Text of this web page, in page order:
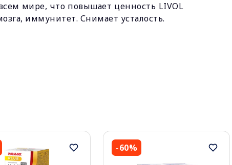
мире, что повышает ценность LIVOL
иммунитет. Снимает усталость.
-60%